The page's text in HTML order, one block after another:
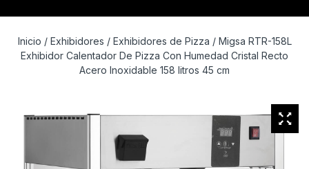
Inicio / Exhibidores / Exhibidores de Pizza / Migsa RTR-158L
Exhibidor Calentador De Pizza Con Humedad Cristal Recto
Acero Inoxidable 158 litros 45 cm